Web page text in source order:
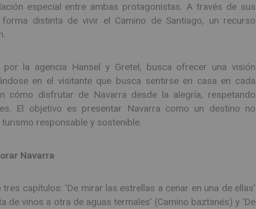
especial entre ambas protagonistas. A través de sus
forma distinta de vivir el Camino de Santiago, un recurso
por la agencia Hansel y Gretel, busca ofrecer una visión
en el visitante que busca sentirse en casa en cada
cómo disfrutar de Navarra desde la alegría, respetando
El objetivo es presentar Navarra como un destino no
responsable y sostenible.
Navarra
capítulos: ‘De mirar las estrellas a cenar en una de ellas’
de vinos a otra de aguas termales’ (Camino baztanés) y ‘De